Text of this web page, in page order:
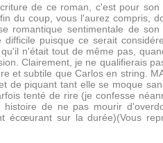
de ce roman, c'est pour son
du coup, vous l'aurez compris,
romantique sentimentale de
puisque ce serait
n'était tout de même pas,
Clairement, je ne qualifierais
et subtile que Carlos en string.
de piquant tant elle se moque
tenté de rire (je confesse
histoire de ne pas mourir
écœurant sur la durée)(Vous